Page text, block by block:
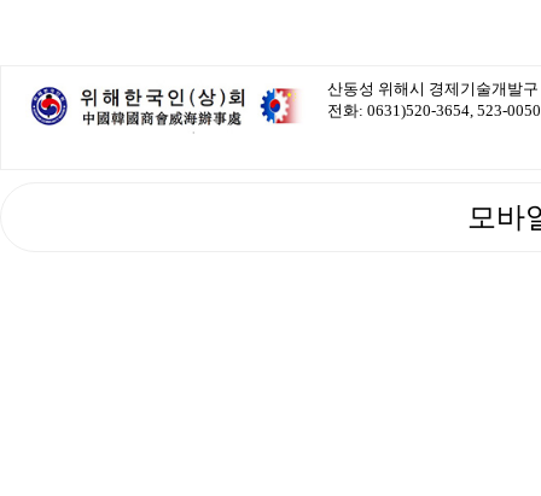
산동성 위해시 경제기술개발
전화: 0631)520-3654, 523-
모바